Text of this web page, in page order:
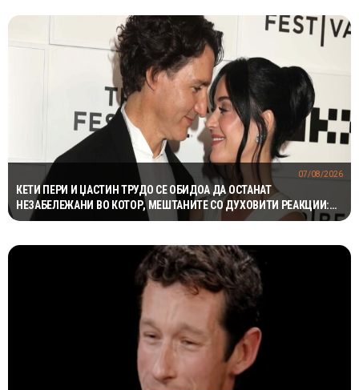
КЕТИ ПЕРИ И ЏАСТИН ТРУДО СЕ ОБИДОА ДА ОСТАНАТ
НЕЗАБЕЛЕЖАНИ ВО КОТОР, МЕШТАНИТЕ СО ДУХОВИТИ РЕАКЦИИ:
„НИКОЈ НЕ БИ ГИ ПРЕПОЗНАЛ“
07/08/2026